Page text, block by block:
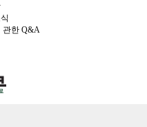
관한 Q&A